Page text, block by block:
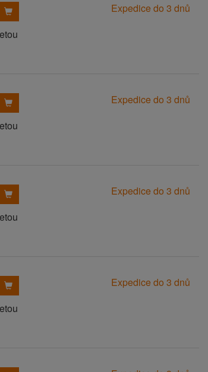
Expedice do 3 dnů
Expedice do 3 dnů
Expedice do 3 dnů
Expedice do 3 dnů